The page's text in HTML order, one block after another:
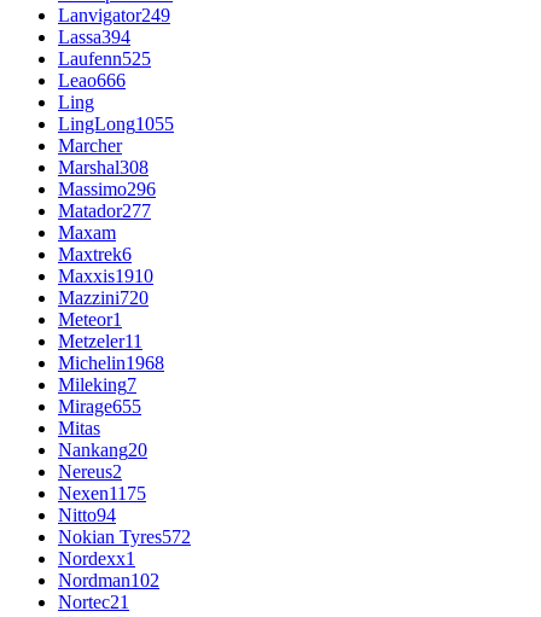
Lanvigator249
Lassa394
Laufenn525
Leao666
Ling
LingLong1055
Marcher
Marshal308
Massimo296
Matador277
Maxam
Maxtrek6
Maxxis1910
Mazzini720
Meteor1
Metzeler11
Michelin1968
Mileking7
Mirage655
Mitas
Nankang20
Nereus2
Nexen1175
Nitto94
Nokian Tyres572
Nordexx1
Nordman102
Nortec21